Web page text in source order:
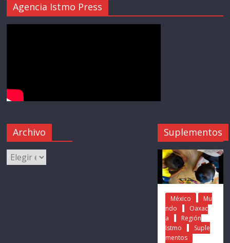
Agencia Istmo Press
Archivo Suplementos
México
Mu
ndo
Oaxac
a
Región
Istmo
Suple
mentos